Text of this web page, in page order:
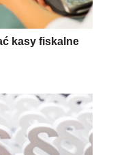
kasy fiskalne